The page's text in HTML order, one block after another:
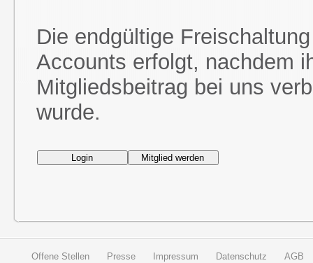
Die endgültige
Accounts erfolgt, nachdem
Mitgliedsbeitrag bei uns
wurde.
Offene Stellen Presse Impressum Datenschutz AGB